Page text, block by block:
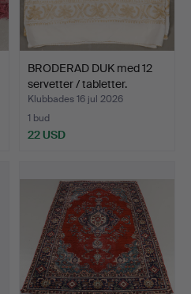
BRODERAD DUK med 12
servetter / tabletter.
Klubbades 16 jul 2026
1 bud
22 USD